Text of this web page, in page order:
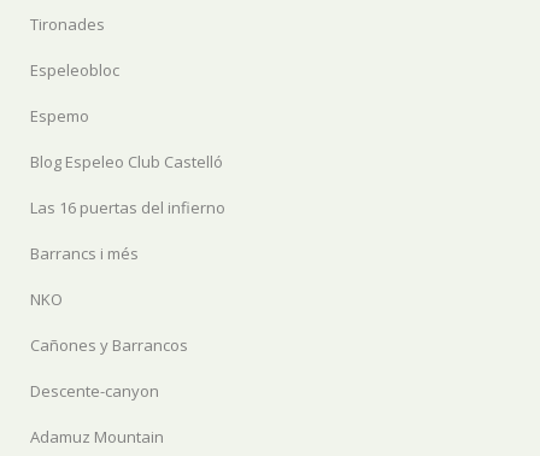
Tironades
Espeleobloc
Espemo
Blog Espeleo Club Castelló
Las 16 puertas del infierno
Barrancs i més
NKO
Cañones y Barrancos
Descente-canyon
Adamuz Mountain